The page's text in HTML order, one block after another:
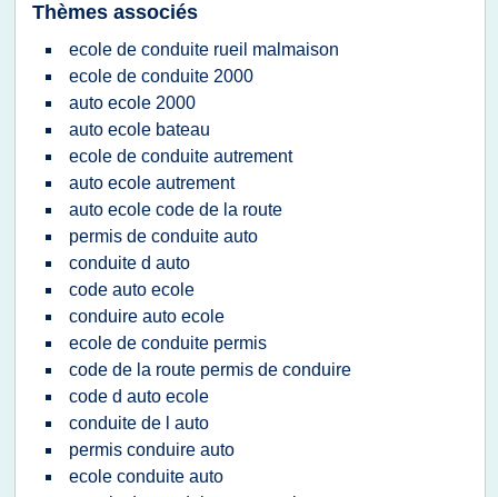
Thèmes associés
ecole de conduite rueil malmaison
ecole de conduite 2000
auto ecole 2000
auto ecole bateau
ecole de conduite autrement
auto ecole autrement
auto ecole code de la route
permis de conduite auto
conduite d auto
code auto ecole
conduire auto ecole
ecole de conduite permis
code de la route permis de conduire
code d auto ecole
conduite de l auto
permis conduire auto
ecole conduite auto